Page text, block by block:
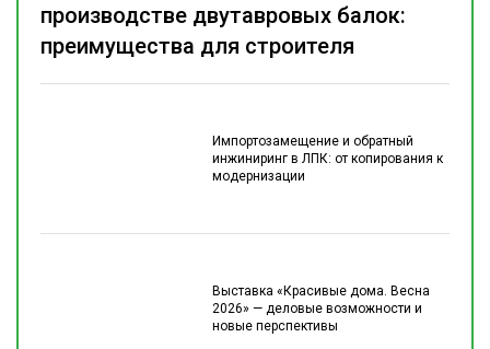
Импортозамещение и обратный
инжиниринг в ЛПК: от копирования к
модернизации
Выставка «Красивые дома. Весна
2026» — деловые возможности и
новые перспективы
производстве двутавровых балок:
преимущества для строителя